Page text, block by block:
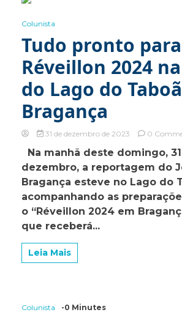
Colunista
Tudo pronto
Réveillon 2024
do Lago do
Bragança
31 de dezembro de 2023 0
Na manhã deste domingo,
dezembro, a reportagem do
Bragança esteve no Lago do
acompanhando as
o “Réveillon 2024 em
que receberá...
Leia Mais
Colunista -0 Minutes